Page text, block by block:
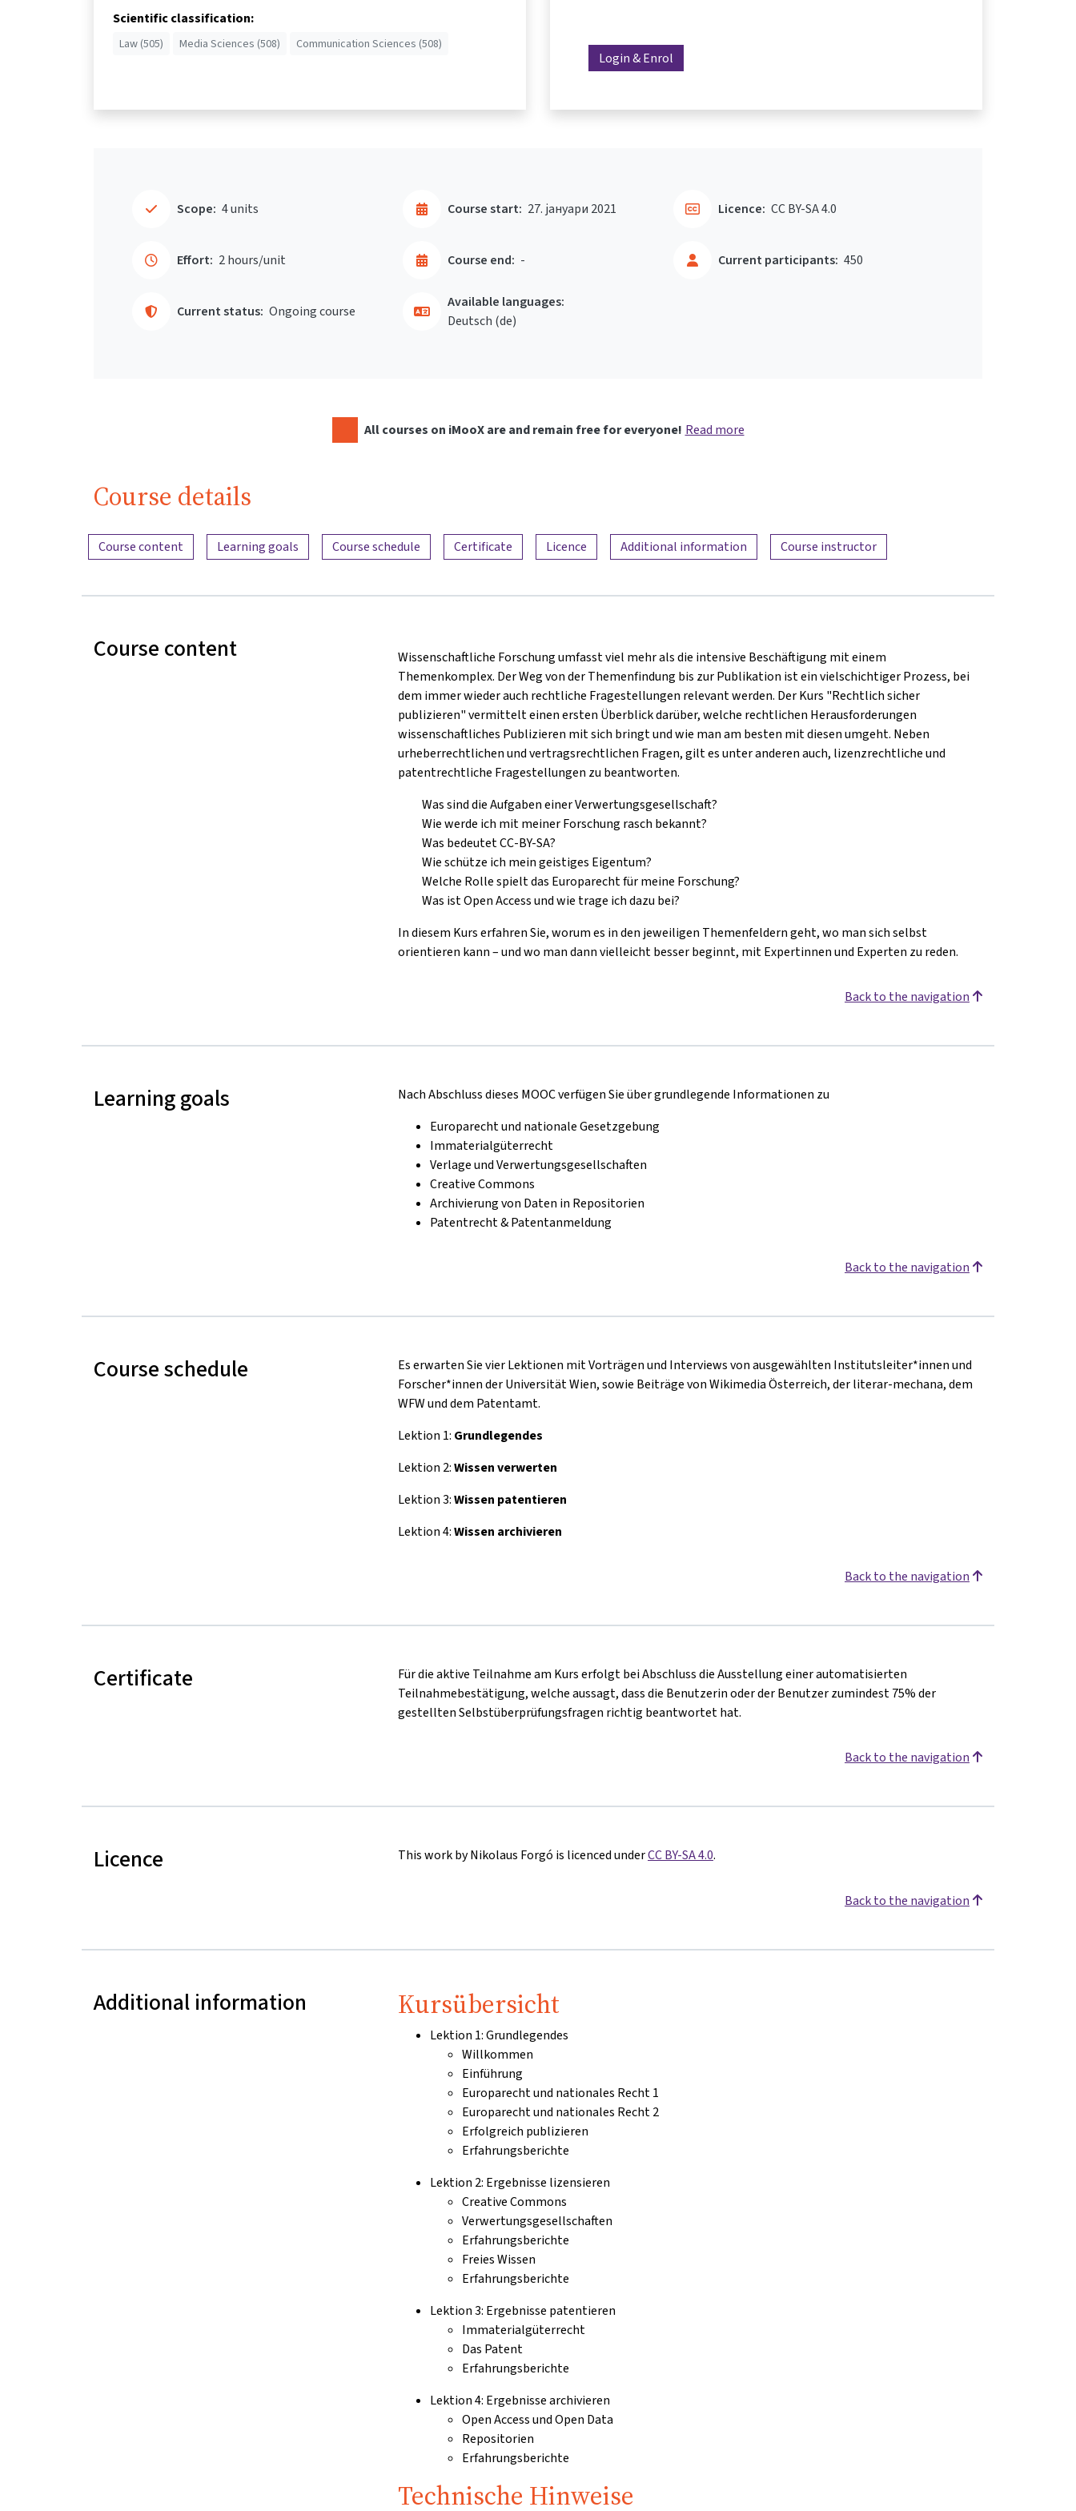
Scientific classification:
Law (505) Media Sciences (508) Communication Sciences (508)
Login & Enrol
Scope: 4 units
Effort: 2 hours/unit
Course start: 27. јануари 2021
Course end: -
Current status: Ongoing course
Current participants: 450
Licence: CC BY-SA 4.0
Available languages:
Deutsch ‎(de)‎
All courses on iMooX are and remain free for everyone! Read more
Course details
Content overview
Course content Learning goals Course schedule Certificate Licence Additional information Course instructor
Course content
Wissenschaftliche Forschung umfasst viel mehr als die intensive Beschäftigung mit einem
Themenkomplex. Der Weg von der Themenfindung bis zur Publikation ist ein vielschichtiger Prozess, bei
dem immer wieder auch rechtliche Fragestellungen relevant werden. Der Kurs "Rechtlich sicher
publizieren" vermittelt einen ersten Überblick darüber, welche rechtlichen Herausforderungen
wissenschaftliches Publizieren mit sich bringt und wie man am besten mit diesen umgeht. Neben
urheberrechtlichen und vertragsrechtlichen Fragen, gilt es unter anderen auch, lizenzrechtliche und
patentrechtliche Fragestellungen zu beantworten.
Was sind die Aufgaben einer Verwertungsgesellschaft?
Wie werde ich mit meiner Forschung rasch bekannt?
Was bedeutet CC-BY-SA?
Wie schütze ich mein geistiges Eigentum?
Welche Rolle spielt das Europarecht für meine Forschung?
Was ist Open Access und wie trage ich dazu bei?
In diesem Kurs erfahren Sie, worum es in den jeweiligen Themenfeldern geht, wo man sich selbst
orientieren kann – und wo man dann vielleicht besser beginnt, mit Expertinnen und Experten zu reden.
Back to the navigation
Learning goals
Nach Abschluss dieses MOOC verfügen Sie über grundlegende Informationen zu
Europarecht und nationale Gesetzgebung
Immaterialgüterrecht
Verlage und Verwertungsgesellschaften
Creative Commons
Archivierung von Daten in Repositorien
Patentrecht & Patentanmeldung
Back to the navigation
Course schedule
Es erwarten Sie vier Lektionen mit Vorträgen und Interviews von ausgewählten Institutsleiter*innen und
Forscher*innen der Universität Wien, sowie Beiträge von Wikimedia Österreich, der literar-mechana, dem
WFW und dem Patentamt.
Lektion 1: Grundlegendes
Lektion 2:Wissen verwerten
Lektion 3:Wissen patentieren
Lektion 4:Wissen archivieren
Back to the navigation
Certificate
Für die aktive Teilnahme am Kurs erfolgt bei Abschluss die Ausstellung einer automatisierten
Teilnahmebestätigung, welche aussagt, dass die Benutzerin oder der Benutzer zumindest 75% der
gestellten Selbstüberprüfungsfragen richtig beantwortet hat.
Back to the navigation
Licence This work by Nikolaus Forgó is licenced underCC BY-SA 4.0.
Back to the navigation
Additional information Kursübersicht
Lektion 1: Grundlegendes
Willkommen
Einführung
Europarecht und nationales Recht 1
Europarecht und nationales Recht 2
Erfolgreich publizieren
Erfahrungsberichte
Lektion 2: Ergebnisse lizensieren
Creative Commons
Verwertungsgesellschaften
Erfahrungsberichte
Freies Wissen
Erfahrungsberichte
Lektion 3: Ergebnisse patentieren
Immaterialgüterrecht
Das Patent
Erfahrungsberichte
Lektion 4: Ergebnisse archivieren
Open Access und Open Data
Repositorien
Erfahrungsberichte
Technische Hinweise